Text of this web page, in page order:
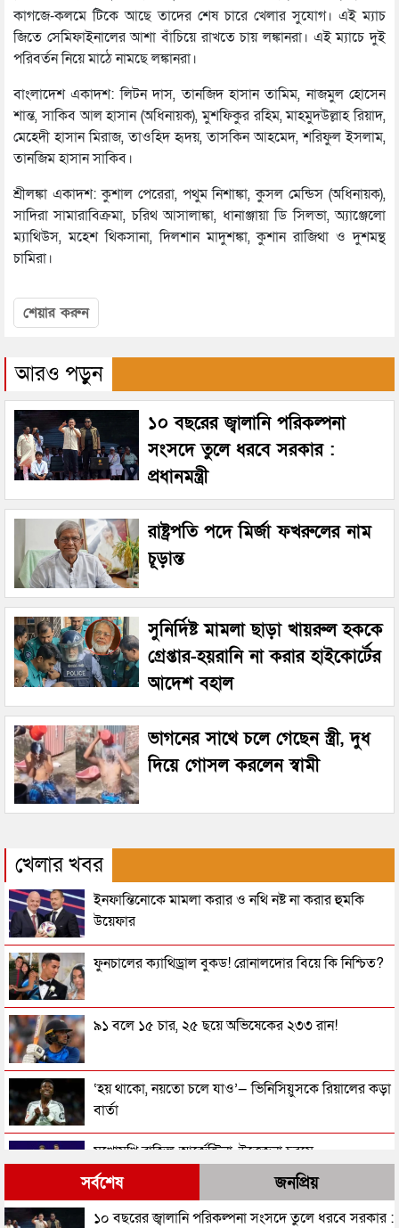
কাগজে-কলমে টিকে আছে তাদের শেষ চারে খেলার সুযোগ। এই ম্যাচ
জিতে সেমিফাইনালের আশা বাঁচিয়ে রাখতে চায় লঙ্কানরা। এই ম্যাচে দুই
পরিবর্তন নিয়ে মাঠে নামছে লঙ্কানরা।
বাংলাদেশ একাদশ: লিটন দাস, তানজিদ হাসান তামিম, নাজমুল হোসেন
শান্ত, সাকিব আল হাসান (অধিনায়ক), মুশফিকুর রহিম, মাহমুদউল্লাহ রিয়াদ,
মেহেদী হাসান মিরাজ, তাওহিদ হৃদয়, তাসকিন আহমেদ, শরিফুল ইসলাম,
তানজিম হাসান সাকিব।
শ্রীলঙ্কা একাদশ: কুশাল পেরেরা, পথুম নিশাঙ্কা, কুসল মেন্ডিস (অধিনায়ক),
সাদিরা সামারাবিক্রমা, চরিথ আসালাঙ্কা, ধানাঞ্জায়া ডি সিলভা, অ্যাঞ্জেলো
ম্যাথিউস, মহেশ থিকসানা, দিলশান মাদুশঙ্কা, কুশান রাজিথা ও দুশমন্থ
চামিরা।
শেয়ার করুন
আরও পড়ুন
১০ বছরের জ্বালানি পরিকল্পনা
সংসদে তুলে ধরবে সরকার :
প্রধানমন্ত্রী
রাষ্ট্রপতি পদে মির্জা ফখরুলের নাম
চূড়ান্ত
সুনির্দিষ্ট মামলা ছাড়া খায়রুল হককে
গ্রেপ্তার-হয়রানি না করার হাইকোর্টের
আদেশ বহাল
ভাগনের সাথে চলে গেছেন স্ত্রী, দুধ
দিয়ে গোসল করলেন স্বামী
খেলার খবর
ইনফান্তিনোকে মামলা করার ও নথি নষ্ট না করার হুমকি
উয়েফার
ফুনচালের ক্যাথিড্রাল বুকড! রোনালদোর বিয়ে কি নিশ্চিত?
৯১ বলে ১৫ চার, ২৫ ছয়ে অভিষেকের ২৩৩ রান!
‘হয় থাকো, নয়তো চলে যাও’— ভিনিসিয়ুসকে রিয়ালের কড়া
বার্তা
মুখোমুখি ব্রাজিল-আর্জেন্টিনা, উত্তেজনা চরমে
আর্জেন্টিনার বি রু দ্ধে প্রচারণায় কারা টাকা ঢালছে জানালেন
সর্বশেষ জনপ্রিয়
১০ বছরের জ্বালানি পরিকল্পনা সংসদে তুলে ধরবে সরকার :